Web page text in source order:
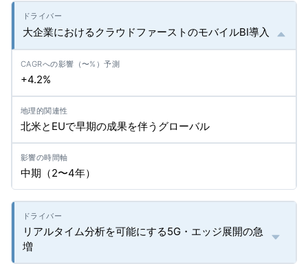
大企業におけるクラウドファーストのモバイルBI導入
+4.2%
北米とEUで早期の成果を伴うグローバル
中期（2〜4年）
リアルタイム分析を可能にする5G・エッジ展開の急
増